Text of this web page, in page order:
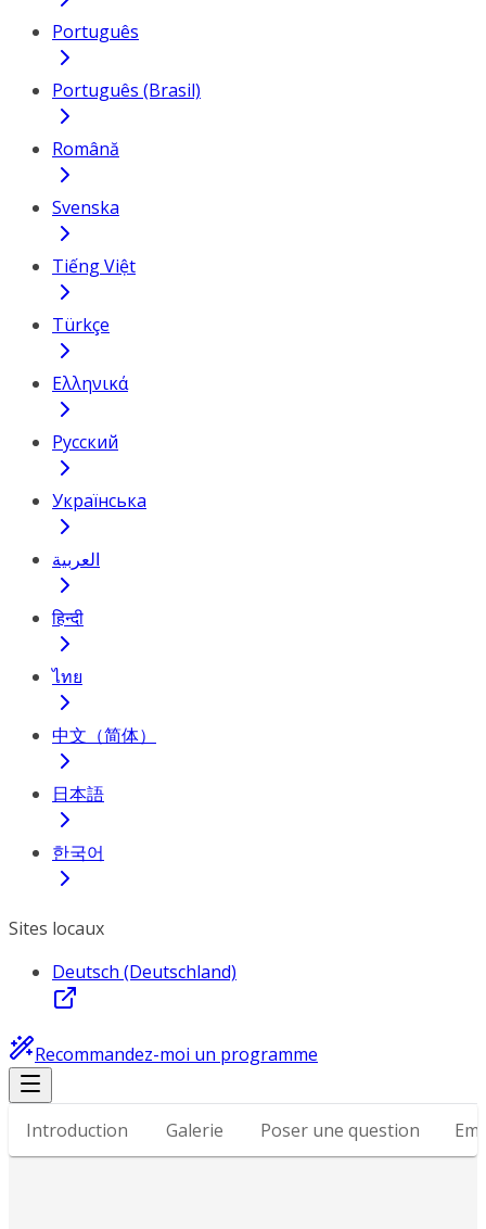
Português
Português (Brasil)
Română
Svenska
Tiếng Việt
Türkçe
Ελληνικά
Русский
Українська
العربية
हिन्दी
ไทย
中文（简体）
日本語
한국어
Sites locaux
Deutsch (Deutschland)
Recommandez-moi un programme
Introduction Galerie Poser une question